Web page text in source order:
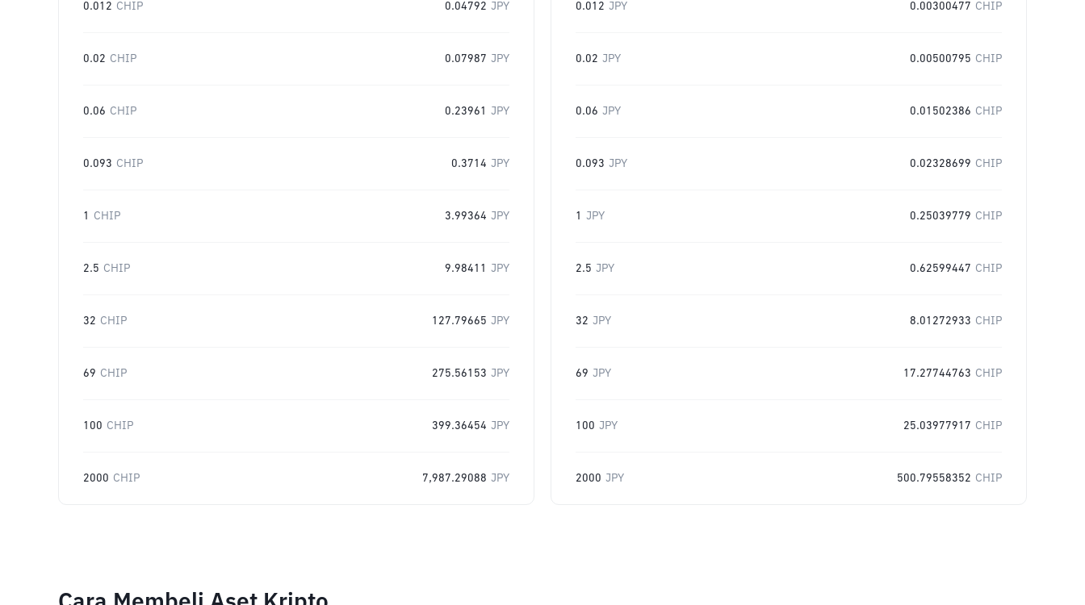
0.012 CHIP 0.04792 JPY
0.02 CHIP 0.07987 JPY
0.06 CHIP 0.23961 JPY
0.093 CHIP 0.3714 JPY
1 CHIP 3.99364 JPY
2.5 CHIP 9.98411 JPY
32 CHIP 127.79665 JPY
69 CHIP 275.56153 JPY
100 CHIP 399.36454 JPY
2000 CHIP 7,987.29088 JPY
0.012 JPY 0.00300477 CHIP
0.02 JPY 0.00500795 CHIP
0.06 JPY 0.01502386 CHIP
0.093 JPY 0.02328699 CHIP
1 JPY 0.25039779 CHIP
2.5 JPY 0.62599447 CHIP
32 JPY 8.01272933 CHIP
69 JPY 17.27744763 CHIP
100 JPY 25.03977917 CHIP
2000 JPY 500.79558352 CHIP